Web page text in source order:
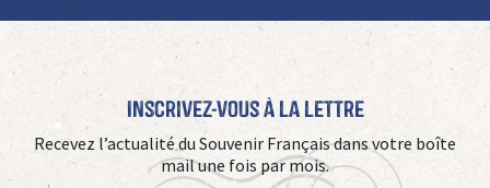
Inscrivez-vous à La Lettre
Recevez l’actualité du Souvenir Français dans votre boîte
mail une fois par mois.